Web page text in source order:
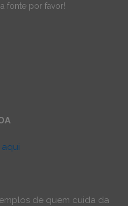
fonte por favor!
de quem cuida da